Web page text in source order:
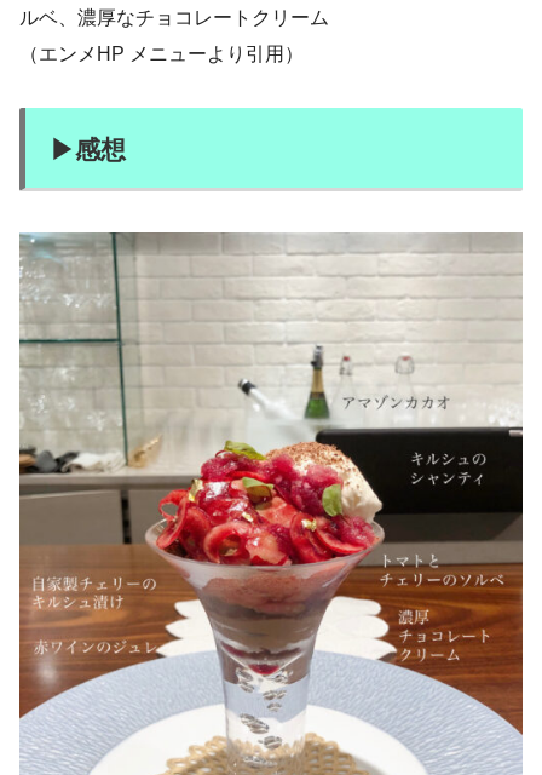
ルベ、濃厚なチョコレートクリーム
（エンメHP メニューより引用）
▶︎感想